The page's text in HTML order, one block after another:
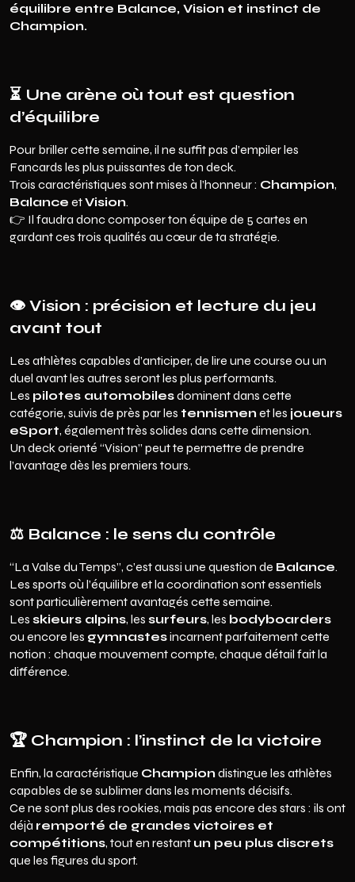
équilibre entre Balance, Vision et instinct de
Champion.
⏳ Une arène où tout est question
d’équilibre
Pour briller cette semaine, il ne suffit pas d’empiler les
Fancards les plus puissantes de ton deck.
Trois caractéristiques sont mises à l’honneur : Champion,
Balance etVision.
👉 Il faudra donc composer ton équipe de 5 cartes en
gardant ces trois qualités au cœur de ta stratégie.
👁️ Vision : précision et lecture du jeu
avant tout
Les athlètes capables d’anticiper, de lire une course ou un
duel avant les autres seront les plus performants.
Les pilotes automobilesdominent dans cette
catégorie, suivis de près par les tennismenet les joueurs
eSport, également très solides dans cette dimension.
Un deck orienté “Vision” peut te permettre de prendre
l’avantage dès les premiers tours.
⚖️ Balance : le sens du contrôle
“La Valse du Temps”, c’est aussi une question de Balance.
Les sports où l’équilibre et la coordination sont essentiels
sont particulièrement avantagés cette semaine.
Les skieurs alpins, les surfeurs, les bodyboarders
ou encore les gymnastesincarnent parfaitement cette
notion : chaque mouvement compte, chaque détail fait la
différence.
🏆 Champion : l’instinct de la victoire
Enfin, la caractéristique Championdistingue les athlètes
capables de se sublimer dans les moments décisifs.
Ce ne sont plus des rookies, mais pas encore des stars : ils ont
déjà remporté de grandes victoires et
compétitions, tout en restant un peu plus discrets
que les figures du sport.